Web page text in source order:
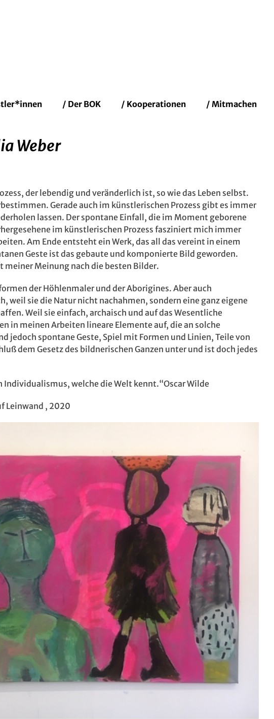
/ Der BOK / Kooperationen / Mitmachen
Weber
der lebendig und veränderlich ist, so wie das Leben selbst.
Gerade auch im künstlerischen Prozess gibt es immer
lassen. Der spontane Einfall, die im Moment geborene
im künstlerischen Prozess fasziniert mich immer
Am Ende entsteht ein Werk, das all das vereint in einem
Geste ist das gebaute und komponierte Bild geworden.
meiner Meinung nach die besten Bilder.
der Höhlenmaler und der Aborigines. Aber auch
weil sie die Natur nicht nachahmen, sondern eine ganz eigene
Weil sie einfach, archaisch und auf das Wesentliche
in meinen Arbeiten lineare Elemente auf, die an solche
jedoch spontane Geste, Spiel mit Formen und Linien, Teile von
dem Gesetz des bildnerischen Ganzen unter und ist doch jedes
Individualismus, welche die Welt kennt.“Oscar Wilde
Leinwand , 2020